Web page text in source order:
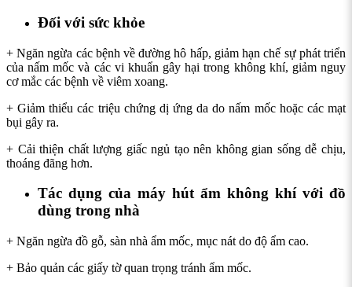
Đối với sức khỏe
+ Ngăn ngừa các bệnh về đường hô hấp, giảm hạn chế sự phát triển
của nấm mốc và các vi khuẩn gây hại trong không khí, giảm nguy
cơ mắc các bệnh về viêm xoang.
+ Giảm thiểu các triệu chứng dị ứng da do nấm mốc hoặc các mạt
bụi gây ra.
+ Cải thiện chất lượng giấc ngủ tạo nên không gian sống dễ chịu,
thoáng đãng hơn.
Tác dụng của máy hút ẩm không khí với đồ
dùng trong nhà
+ Ngăn ngừa đồ gỗ, sàn nhà ẩm mốc, mục nát do độ ẩm cao.
+ Bảo quản các giấy tờ quan trọng tránh ẩm mốc.